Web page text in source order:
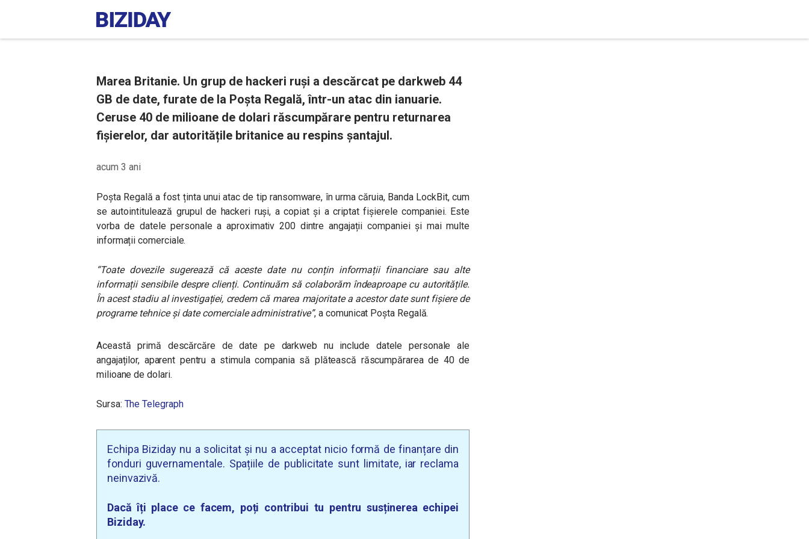
Marea Britanie. Un grup de hackeri ruși a descărcat pe darkweb 44
GB de date, furate de la Poșta Regală, într-un atac din ianuarie.
Ceruse 40 de milioane de dolari răscumpărare pentru returnarea
fișierelor, dar autoritățile britanice au respins șantajul.
acum 3 ani
Poșta Regală a fost ținta unui atac de tip ransomware, în urma căruia, Banda LockBit, cum
se autointitulează grupul de hackeri ruși, a copiat și a criptat fișierele companiei. Este
vorba de datele personale a aproximativ 200 dintre angajații companiei și mai multe
informații comerciale.
“Toate dovezile sugerează că aceste date nu conțin informații financiare sau alte
informații sensibile despre clienți. Continuăm să colaborăm îndeaproape cu autoritățile.
În acest stadiu al investigației, credem că marea majoritate a acestor date sunt fișiere de
programe tehnice și date comerciale administrative”,a comunicat Poșta Regală.
Această primă descărcăre de date pe darkweb nu include datele personale ale
angajaților, aparent pentru a stimula compania să plătească răscumpărarea de 40 de
milioane de dolari.
Sursa: The Telegraph
Echipa Biziday nu a solicitat și nu a acceptat nicio formă de finanțare din
fonduri guvernamentale. Spațiile de publicitate sunt limitate, iar reclama
neinvazivă.
Dacă îți place ce facem, poți contribui tu pentru susținerea echipei
Biziday.